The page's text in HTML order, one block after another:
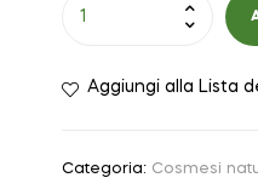
Aggiungi alla Lista
Categoria: Cosmesi